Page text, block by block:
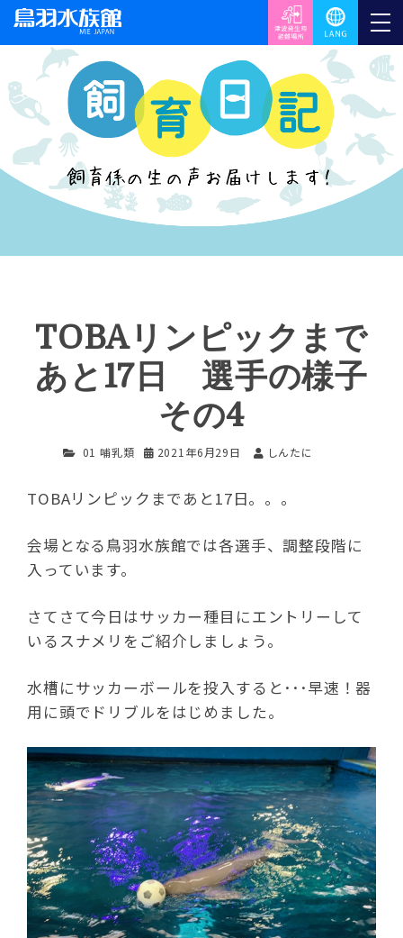
TOBAリンピックまで
あと17日 選手の様子
その4
01 哺乳類 2021年6月29日 しんたに
TOBAリンピックまであと17日。。。
会場となる鳥羽水族館では各選手、調整段階に
入っています。
さてさて今日はサッカー種目にエントリーして
いるスナメリをご紹介しましょう。
水槽にサッカーボールを投入すると･･･早速！器
用に頭でドリブルをはじめました。